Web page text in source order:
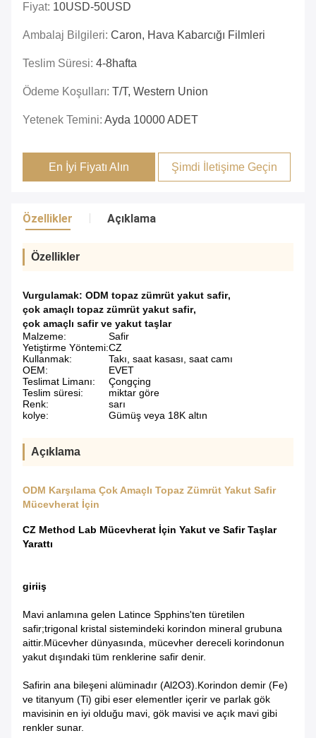
Fiyat: 10USD-50USD
Ambalaj Bilgileri: Caron, Hava Kabarcığı Filmleri
Teslim Süresi: 4-8hafta
Ödeme Koşulları: T/T, Western Union
Yetenek Temini: Ayda 10000 ADET
En İyi Fiyatı Alın Şimdi İletişime Geçin
Özellikler Açıklama
Özellikler
Vurgulamak: ODM topaz zümrüt yakut safir,
çok amaçlı topaz zümrüt yakut safir,
çok amaçlı safir ve yakut taşlar
Malzeme:
Safir
Yetiştirme Yöntemi:CZ
Kullanmak:
Takı, saat kasası, saat camı
OEM:
EVET
Teslimat Limanı:
Çongçing
Teslim süresi:
miktar göre
Renk:
sarı
kolye:
Gümüş veya 18K altın
Açıklama
ODM Karşılama Çok Amaçlı Topaz Zümrüt Yakut Safir
Mücevherat İçin
CZ Method Lab Mücevherat İçin Yakut ve Safir Taşlar
Yarattı
giriiş
Mavi anlamına gelen Latince Spphins'ten türetilen
safir;trigonal kristal sistemindeki korindon mineral grubuna
aittir.Mücevher dünyasında, mücevher dereceli korindonun
yakut dışındaki tüm renklerine safir denir.
Safirin ana bileşeni alüminadır (Al2O3).Korindon demir (Fe)
ve titanyum (Ti) gibi eser elementler içerir ve parlak gök
mavisinin en iyi olduğu mavi, gök mavisi ve açık mavi gibi
renkler sunar.